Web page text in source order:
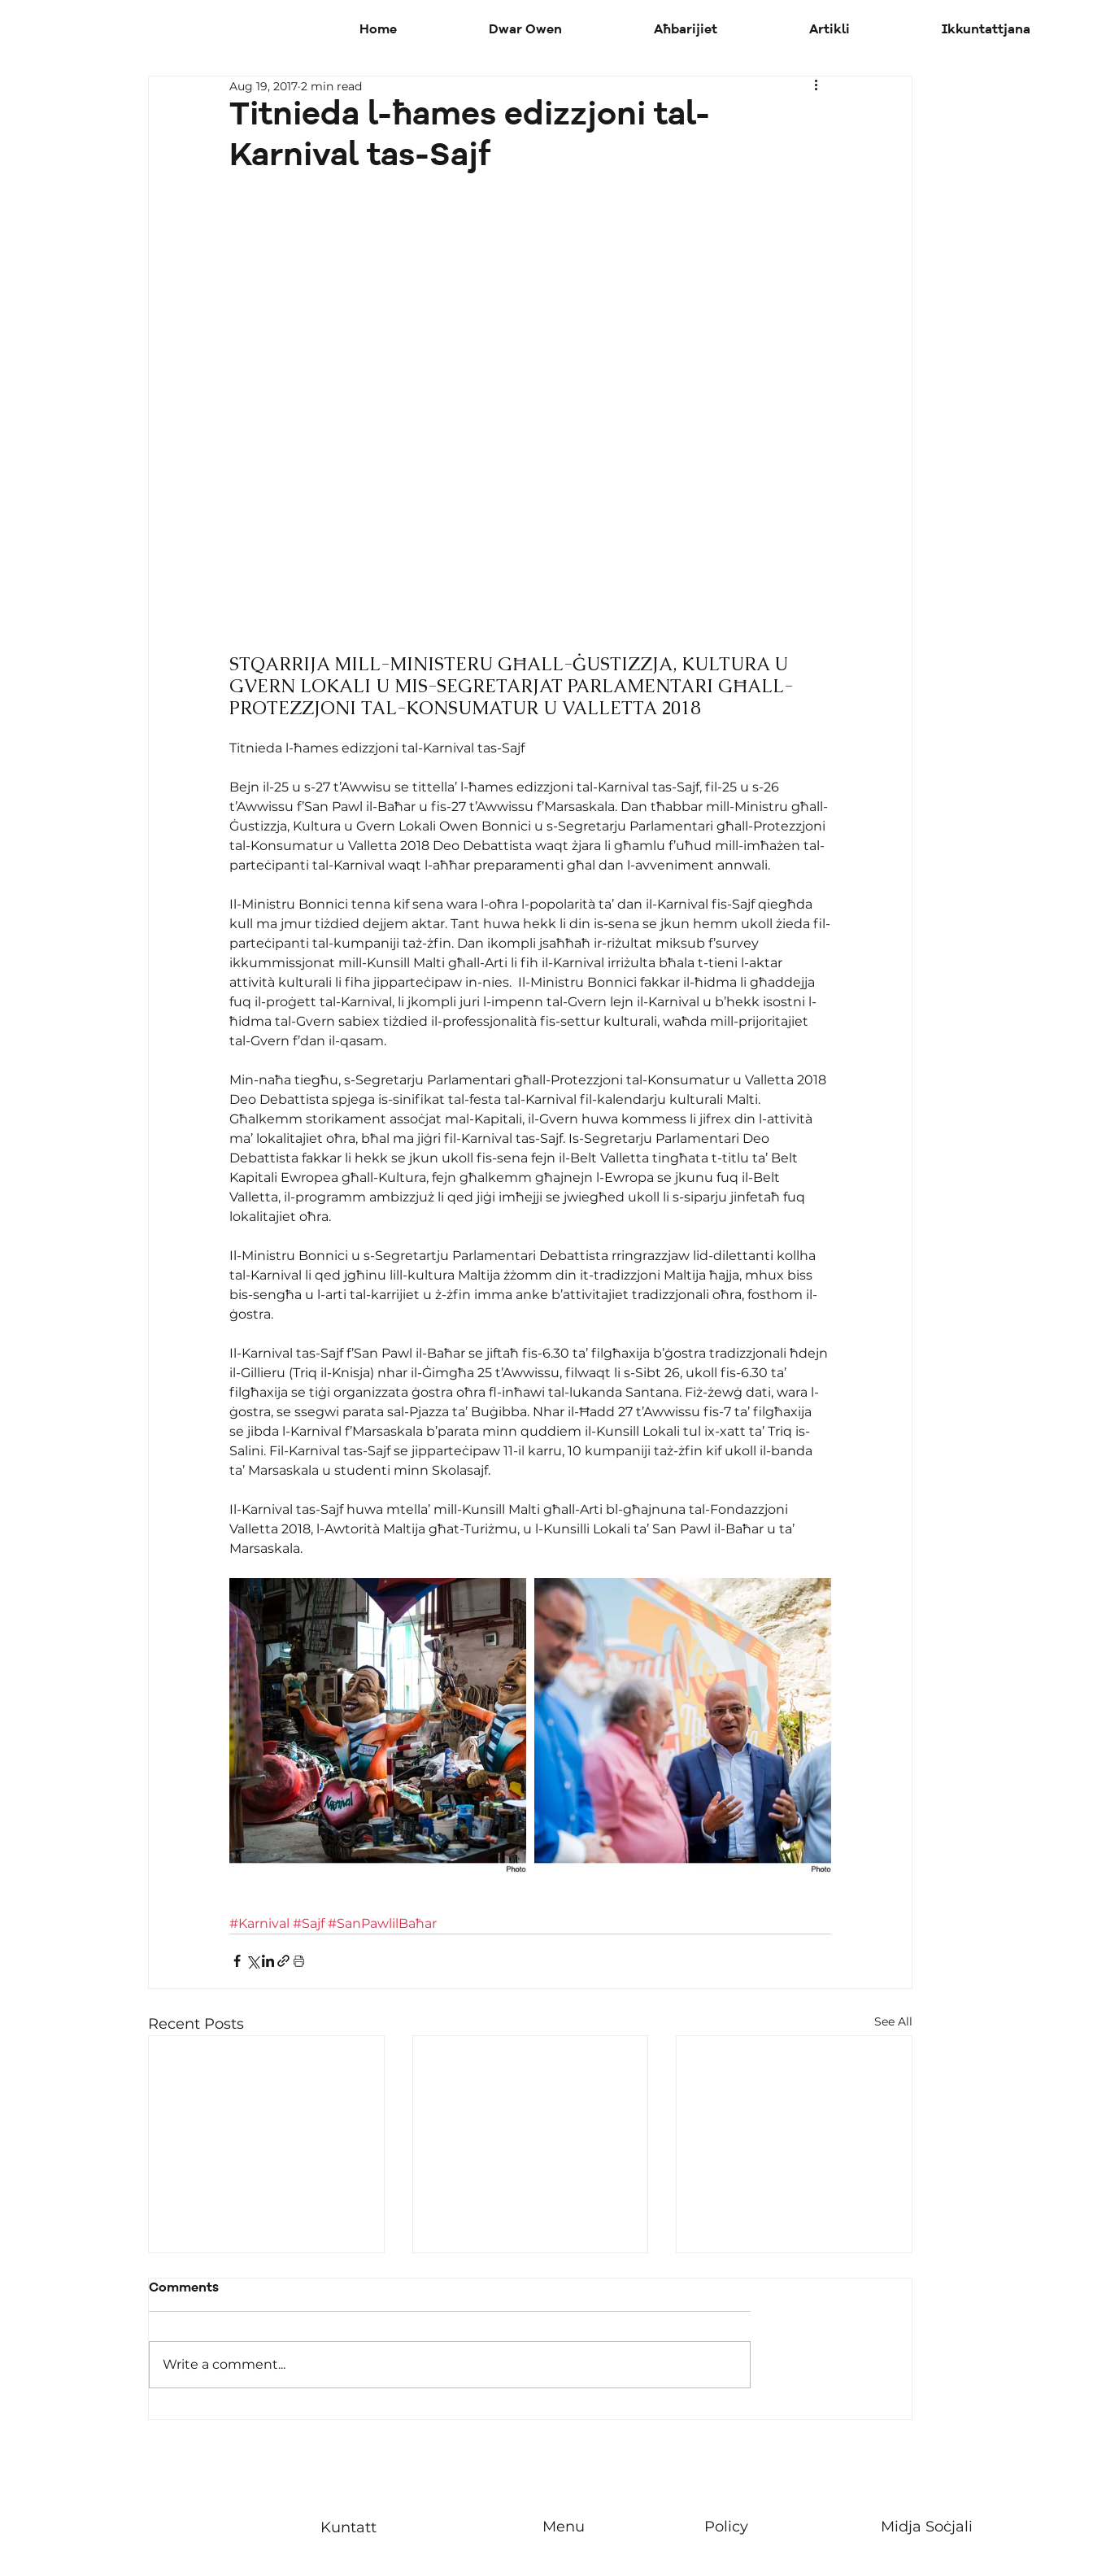
Home Dwar Owen Aħbarijiet Artikli Ikkuntattjana
Titnieda l-ħames edizzjoni tal-
Karnival tas-Sajf
Aug 19, 2017 2 min read
STQARRIJA MILL-MINISTERU GĦALL-ĠUSTIZZJA, KULTURA U
GVERN LOKALI U MIS-SEGRETARJAT PARLAMENTARI GĦALL-
PROTEZZJONI TAL-KONSUMATUR U VALLETTA 2018
Titnieda l-ħames edizzjoni tal-Karnival tas-Sajf
Bejn il-25 u s-27 t’Awwisu se tittella’ l-ħames edizzjoni tal-Karnival tas-Sajf, fil-25 u s-26
t’Awwissu f’San Pawl il-Baħar u fis-27 t’Awwissu f’Marsaskala. Dan tħabbar mill-Ministru għall-
Ġustizzja, Kultura u Gvern Lokali Owen Bonnici u s-Segretarju Parlamentari għall-Protezzjoni
tal-Konsumatur u Valletta 2018 Deo Debattista waqt żjara li għamlu f’uħud mill-imħażen tal-
parteċipanti tal-Karnival waqt l-aħħar preparamenti għal dan l-avveniment annwali.
Il-Ministru Bonnici tenna kif sena wara l-oħra l-popolarità ta’ dan il-Karnival fis-Sajf qiegħda
kull ma jmur tiżdied dejjem aktar. Tant huwa hekk li din is-sena se jkun hemm ukoll żieda fil-
parteċipanti tal-kumpaniji taż-żfin. Dan ikompli jsaħħaħ ir-riżultat miksub f’survey
ikkummissjonat mill-Kunsill Malti għall-Arti li fih il-Karnival irriżulta bħala t-tieni l-aktar
attività kulturali li fiha jipparteċipaw in-nies.  Il-Ministru Bonnici fakkar il-ħidma li għaddejja
fuq il-proġett tal-Karnival, li jkompli juri l-impenn tal-Gvern lejn il-Karnival u b’hekk isostni l-
ħidma tal-Gvern sabiex tiżdied il-professjonalità fis-settur kulturali, waħda mill-prijoritajiet
tal-Gvern f’dan il-qasam.
Min-naħa tiegħu, s-Segretarju Parlamentari għall-Protezzjoni tal-Konsumatur u Valletta 2018
Deo Debattista spjega is-sinifikat tal-festa tal-Karnival fil-kalendarju kulturali Malti.
Għalkemm storikament assoċjat mal-Kapitali, il-Gvern huwa kommess li jifrex din l-attività
ma’ lokalitajiet oħra, bħal ma jiġri fil-Karnival tas-Sajf. Is-Segretarju Parlamentari Deo
Debattista fakkar li hekk se jkun ukoll fis-sena fejn il-Belt Valletta tingħata t-titlu ta’ Belt
Kapitali Ewropea għall-Kultura, fejn għalkemm għajnejn l-Ewropa se jkunu fuq il-Belt
Valletta, il-programm ambizzjuż li qed jiġi imħejji se jwiegħed ukoll li s-siparju jinfetaħ fuq
lokalitajiet oħra.
Il-Ministru Bonnici u s-Segretartju Parlamentari Debattista rringrazzjaw lid-dilettanti kollha
tal-Karnival li qed jgħinu lill-kultura Maltija żżomm din it-tradizzjoni Maltija ħajja, mhux biss
bis-sengħa u l-arti tal-karrijiet u ż-żfin imma anke b’attivitajiet tradizzjonali oħra, fosthom il-
ġostra.
Il-Karnival tas-Sajf f’San Pawl il-Baħar se jiftaħ fis-6.30 ta’ filgħaxija b’ġostra tradizzjonali ħdejn
il-Gillieru (Triq il-Knisja) nhar il-Ġimgħa 25 t’Awwissu, filwaqt li s-Sibt 26, ukoll fis-6.30 ta’
filgħaxija se tiġi organizzata ġostra oħra fl-inħawi tal-lukanda Santana. Fiż-żewġ dati, wara l-
ġostra, se ssegwi parata sal-Pjazza ta’ Buġibba. Nhar il-Ħadd 27 t’Awwissu fis-7 ta’ filgħaxija
se jibda l-Karnival f’Marsaskala b’parata minn quddiem il-Kunsill Lokali tul ix-xatt ta’ Triq is-
Salini. Fil-Karnival tas-Sajf se jipparteċipaw 11-il karru, 10 kumpaniji taż-żfin kif ukoll il-banda
ta’ Marsaskala u studenti minn Skolasajf.
Il-Karnival tas-Sajf huwa mtella’ mill-Kunsill Malti għall-Arti bl-għajnuna tal-Fondazzjoni
Valletta 2018, l-Awtorità Maltija għat-Turiżmu, u l-Kunsilli Lokali ta’ San Pawl il-Baħar u ta’
Marsaskala.
#Karnival #Sajf #SanPawlilBaħar
Recent Posts See All
Together
Comments
Write a comment...
Kuntatt Menu Policy Midja Soċjali